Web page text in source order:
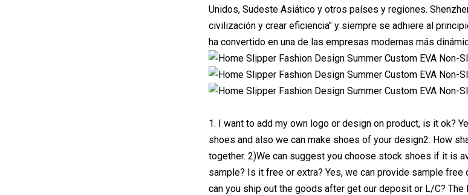
Unidos, Sudeste Asiático y otros países y regiones.
civilización y crear eficiencia" y siempre se adhiere al
ha convertido en una de las empresas modernas más
1. I want to add my own logo or design on product, is it ok?
shoes and also we can make shoes of your design2. How
together. 2)We can suggest you choose stock shoes if it is
sample? Is it free or extra? Yes, we can provide sample
can you ship out the goods after get our deposit or L/C?